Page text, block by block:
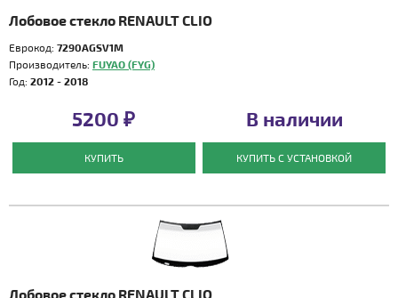
Лобовое стекло RENAULT CLIO
Еврокод: 7290AGSV1M
Производитель: FUYAO (FYG)
Год: 2012 - 2018
5200 ₽
КУПИТЬ
В наличии
КУПИТЬ С УСТАНОВКОЙ
Лобовое стекло RENAULT CLIO